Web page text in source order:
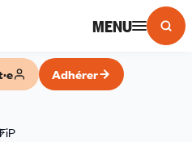
MENU
Adhérer